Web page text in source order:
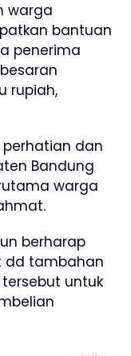
warga
bantuan
penerima
rupiah,
perhatian dan
Bandung
warga
berharap
dd tambahan
untuk